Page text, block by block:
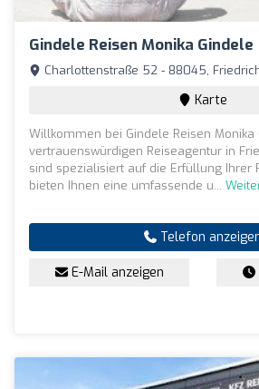
Gindele Reisen Monika Gindele
Charlottenstraße 52 - 88045,
Karte
Willkommen bei Gindele Reisen Monika
vertrauenswürdigen Reiseagentur in
sind spezialisiert auf die Erfüllung Ihrer
bieten Ihnen eine umfassende u...
Telefon
E-Mail anzeigen